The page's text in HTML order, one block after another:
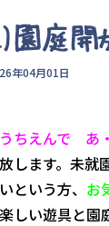
園庭
年04月01日
ちえんで あ
します。未就
という方、 お
しい遊具と園